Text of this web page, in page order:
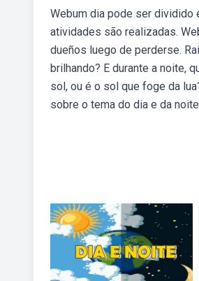
Webum dia pode ser dividido
atividades são realizadas.
dueños luego de perderse.
brilhando? E durante a noite,
sol, ou é o sol que foge da
sobre o tema do dia e da